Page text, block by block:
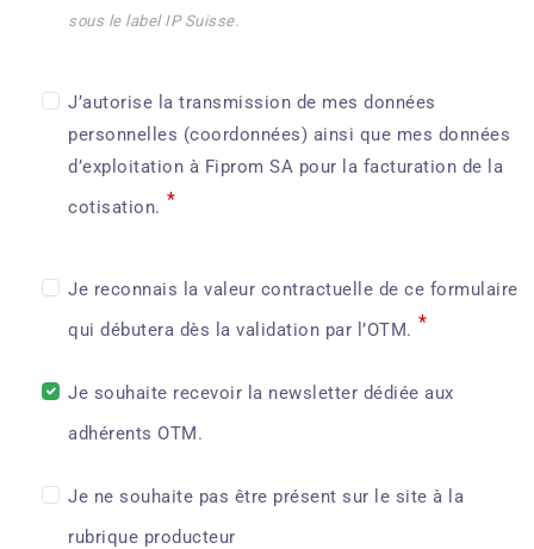
sous le label IP Suisse.
J’autorise la transmission de mes données
personnelles (coordonnées) ainsi que mes données
d’exploitation à Fiprom SA pour la facturation de la
cotisation. *
Je reconnais la valeur contractuelle de ce formulaire
qui débutera dès la validation par l’OTM. *
Je souhaite recevoir la newsletter dédiée aux
adhérents OTM.
Je ne souhaite pas être présent sur le site à la
rubrique producteur